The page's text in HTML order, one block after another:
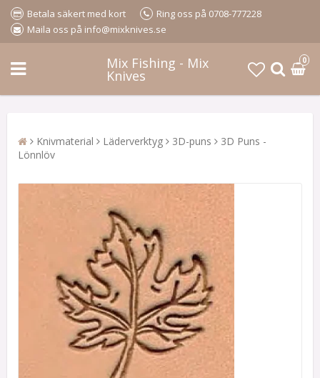
Betala säkert med kort
Ring oss på 0708-777228
Maila oss på info@mixknives.se
Mix Fishing - Mix
Knives
0
Knivmaterial Läderverktyg 3D-puns
3D Puns -
Lönnlöv